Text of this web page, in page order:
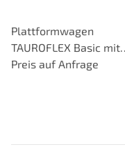
Plattformwagen
TAUROFLEX Basic mit
Bordkante, Traglast
Preis auf Anfrage